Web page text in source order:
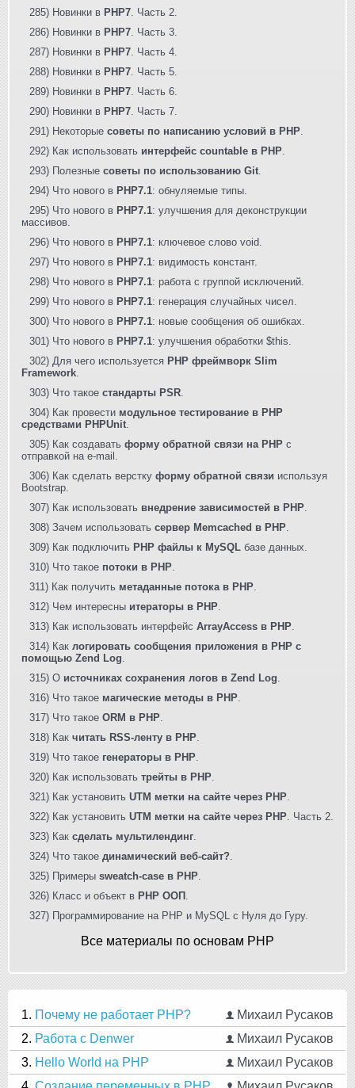
285) Новинки в PHP7. Часть 2.
286) Новинки в PHP7. Часть 3.
287) Новинки в PHP7. Часть 4.
288) Новинки в PHP7. Часть 5.
289) Новинки в PHP7. Часть 6.
290) Новинки в PHP7. Часть 7.
291) Некоторые советы по написанию условий в PHP.
292) Как использовать интерфейс countable в PHP.
293) Полезные советы по использованию Git.
294) Что нового в PHP7.1: обнуляемые типы.
295) Что нового в PHP7.1: улучшения для деконструкции
массивов.
296) Что нового в PHP7.1: ключевое слово void.
297) Что нового в PHP7.1: видимость констант.
298) Что нового в PHP7.1: работа с группой исключений.
299) Что нового в PHP7.1: генерация случайных чисел.
300) Что нового в PHP7.1: новые сообщения об ошибках.
301) Что нового в PHP7.1: улучшения обработки $this.
302) Для чего используется PHP фреймворк Slim
Framework.
303) Что такое стандарты PSR.
304) Как провести модульное тестирование в PHP
средствами PHPUnit.
305) Как создавать форму обратной связи на PHP с
отправкой на e-mail.
306) Как сделать верстку форму обратной связи используя
Bootstrap.
307) Как использовать внедрение зависимостей в PHP.
308) Зачем использовать сервер Memcached в PHP.
309) Как подключить PHP файлы к MySQL базе данных.
310) Что такое потоки в PHP.
311) Как получить метаданные потока в PHP.
312) Чем интересны итераторы в PHP.
313) Как использовать интерфейс ArrayAccess в PHP.
314) Как логировать сообщения приложения в PHP с
помощью Zend Log.
315) О источниках сохранения логов в Zend Log.
316) Что такое магические методы в PHP.
317) Что такое ORM в PHP.
318) Как читать RSS-ленту в PHP.
319) Что такое генераторы в PHP.
320) Как использовать трейты в PHP.
321) Как установить UTM метки на сайте через PHP.
322) Как установить UTM метки на сайте через PHP. Часть 2.
323) Как сделать мультилендинг.
324) Что такое динамический веб-сайт?.
325) Примеры sweatch-case в PHP.
326) Класс и объект в PHP OOП .
327) Программирование на PHP и MySQL с Нуля до Гуру.
Все материалы по основам PHP
1. Почему не работает PHP?
Михаил Русаков
2. Работа с Denwer
Михаил Русаков
3. Hello World на PHP
Михаил Русаков